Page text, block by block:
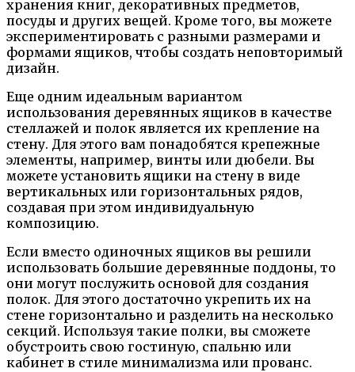
хранения книг, декоративных предметов,
посуды и других вещей. Кроме того, вы можете
экспериментировать с разными размерами и
формами ящиков, чтобы создать неповторимый
дизайн.
Еще одним идеальным вариантом
использования деревянных ящиков в качестве
стеллажей и полок является их крепление на
стену. Для этого вам понадобятся крепежные
элементы, например, винты или дюбели. Вы
можете установить ящики на стену в виде
вертикальных или горизонтальных рядов,
создавая при этом индивидуальную
композицию.
Если вместо одиночных ящиков вы решили
использовать большие деревянные поддоны, то
они могут послужить основой для создания
полок. Для этого достаточно укрепить их на
стене горизонтально и разделить на несколько
секций. Используя такие полки, вы сможете
обустроить свою гостиную, спальню или
кабинет в стиле минимализма или прованс.